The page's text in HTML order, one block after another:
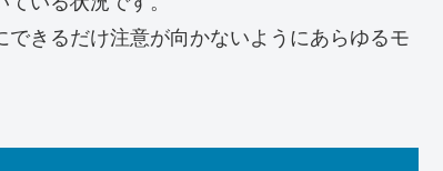
きるだけ注意が向かないようにあらゆるモ